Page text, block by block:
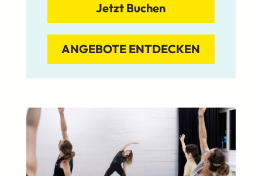
Jetzt Buchen
ANGEBOTE ENTDECKEN